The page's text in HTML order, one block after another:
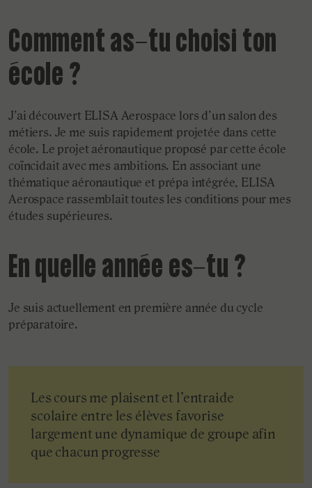
Comment as-tu choisi ton
école ?
J’ai découvert ELISA Aerospace lors d’un salon des
métiers. Je me suis rapidement projetée dans cette
école. Le projet aéronautique proposé par cette école
coïncidait avec mes ambitions. En associant une
thématique aéronautique et prépa intégrée, ELISA
Aerospace rassemblait toutes les conditions pour mes
études supérieures.
En quelle année es-tu ?
Je suis actuellement en première année du cycle
préparatoire.
Les cours me plaisent et l’entraide
scolaire entre les élèves favorise
largement une dynamique de groupe afin
que chacun progresse